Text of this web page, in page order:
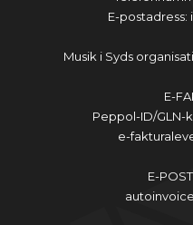
E-postadress:
Musik i Syds
E-
Peppol-ID/GLN-
e-
E-